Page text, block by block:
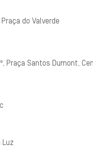
do Valverde
Praça Santos Dumont,
Luz